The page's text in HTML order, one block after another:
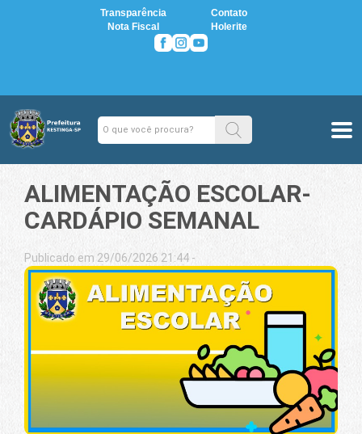
Transparência
Contato
Nota Fiscal
Holerite
ALIMENTAÇÃO ESCOLAR-
CARDÁPIO SEMANAL
Publicado em 29/06/2026 21:44 -